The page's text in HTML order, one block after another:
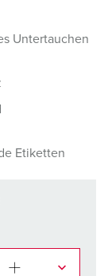
Untertauchen
Etiketten